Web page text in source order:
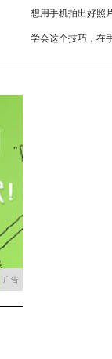
想用手机拍出好照
学会这个技巧，在
广告